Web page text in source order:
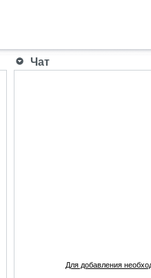
Чат
Для добавления